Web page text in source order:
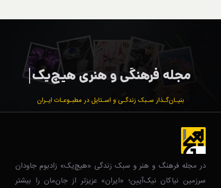
بنیـان‌گـذار سـبک زندگـی و اسـتایل در مطبـوعـات ایـران
در مجله فرهنگ و هنر و سبک زندگی‌ «هیچ‌یک» زادبوم جاودان
سرزمین نیاکان نیک‌‌‌آیین؛ «ایران» عزیزتر از جان‌مان را بیشتر